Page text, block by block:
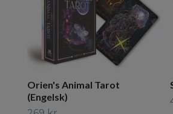
Orien's Animal Tarot
(Engelsk)